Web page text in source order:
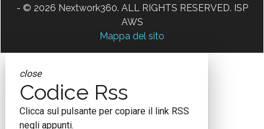
- © 2026 Nextwork360. ALL RIGHTS RESERVED. ISP
AWS
Mappa del sito
close
Codice Rss
Clicca sul pulsante per copiare il link RSS
negli appunti.